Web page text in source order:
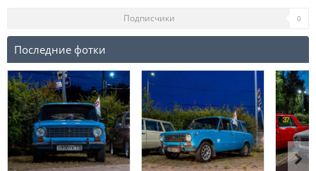
Подписчики 0
Последние фотки